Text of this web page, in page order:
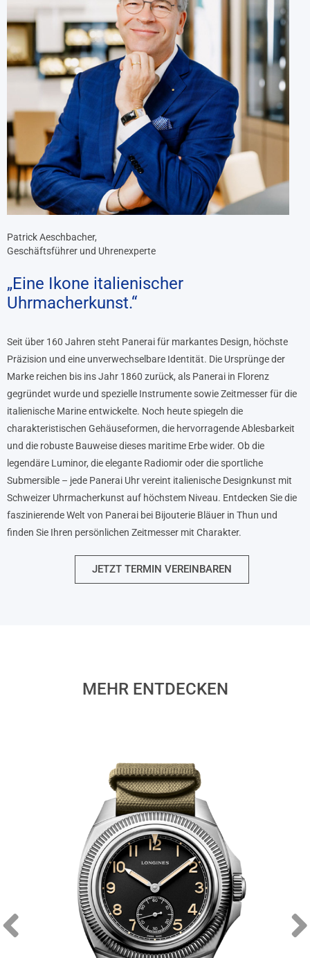
Patrick Aeschbacher,
Geschäftsführer und Uhrenexperte
„Eine Ikone italienischer
Uhrmacherkunst.“
Seit über 160 Jahren steht Panerai für markantes Design, höchste
Präzision und eine unverwechselbare Identität. Die Ursprünge der
Marke reichen bis ins Jahr 1860 zurück, als Panerai in Florenz
gegründet wurde und spezielle Instrumente sowie Zeitmesser für die
italienische Marine entwickelte. Noch heute spiegeln die
charakteristischen Gehäuseformen, die hervorragende Ablesbarkeit
und die robuste Bauweise dieses maritime Erbe wider. Ob die
legendäre Luminor, die elegante Radiomir oder die sportliche
Submersible – jede Panerai Uhr vereint italienische Designkunst mit
Schweizer Uhrmacherkunst auf höchstem Niveau. Entdecken Sie die
faszinierende Welt von Panerai bei Bijouterie Bläuer in Thun und
finden Sie Ihren persönlichen Zeitmesser mit Charakter.
JETZT TERMIN VEREINBAREN
MEHR ENTDECKEN